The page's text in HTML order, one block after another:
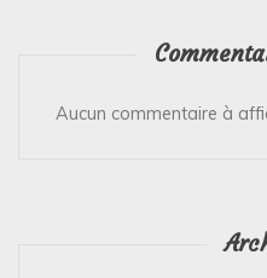
Aucun commentaire à